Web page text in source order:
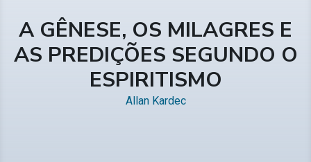
A GÊNESE, OS MILAGRES E
AS PREDIÇÕES SEGUNDO O
ESPIRITISMO
Allan Kardec